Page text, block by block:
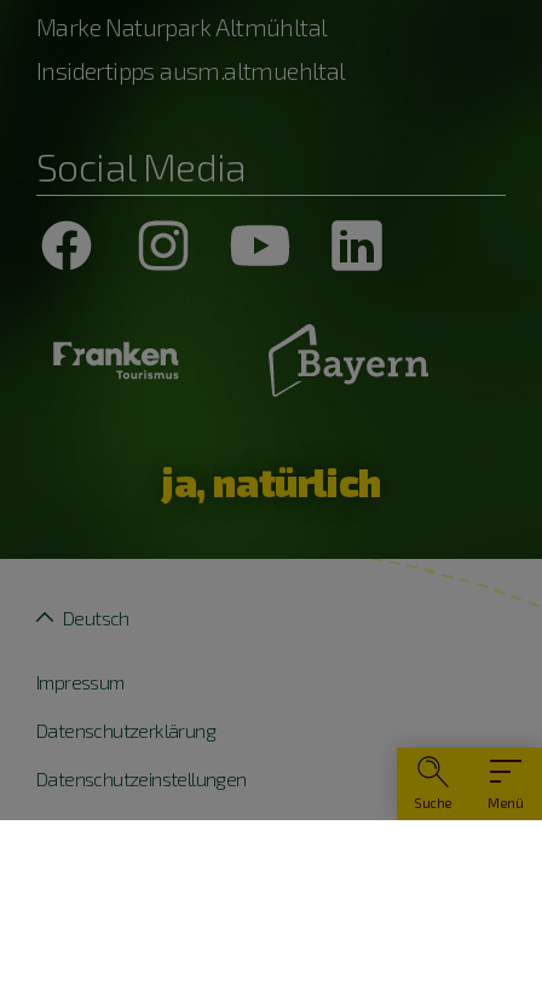
Menü
Suche
Marke Naturpark Altmühltal
Insidertipps ausm.altmuehltal
Social Media
ja, natürlich
Impressum
Datenschutzerklärung
Datenschutzeinstellungen
Widerruf erklären
Deutsch